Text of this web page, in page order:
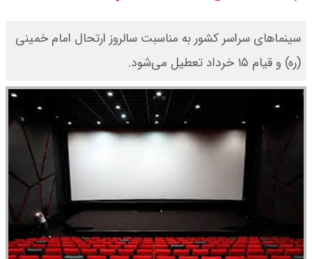
۱۴۰۵ اعلام شد
قیمت طلا ۲۴ عیار امروز شنبه ۱۷ مرداد
۱۴۰۵ اعلام شد/ جهش قیمت طلا
سینماهای سراسر کشور به مناسبت سالروز ارتحال امام خمینی
(ره) و قیام ۱۵ خرداد تعطیل می‌شود.